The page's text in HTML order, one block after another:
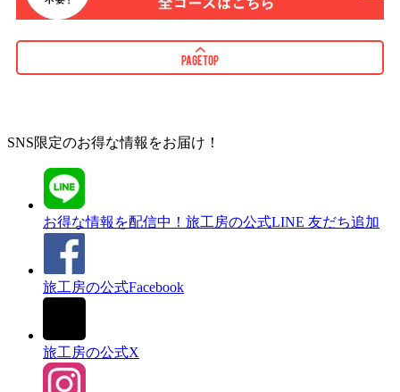
PAGETOP
SNS限定のお得な情報をお届け！
お得な情報を配信中！ 旅工房の公式LINE 友だち追加
旅工房の公式Facebook
旅工房の公式X